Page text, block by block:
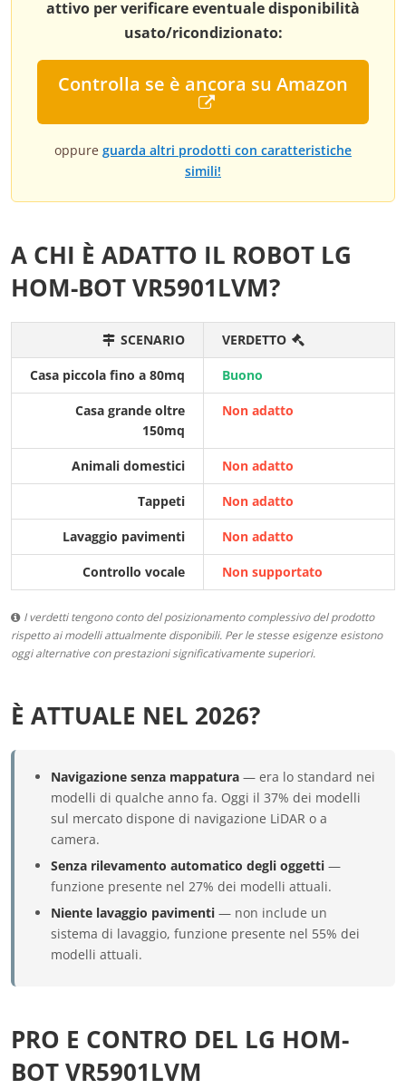
attivo per verificare eventuale disponibilità
usato/ricondizionato:
Controlla se è ancora su Amazon
oppure guarda altri prodotti con caratteristiche
simili!
A CHI È ADATTO IL ROBOT LG
HOM-BOT VR5901LVM?
SCENARIO VERDETTO
Casa piccola fino a 80mq Buono
Casa grande oltre
150mq
Non adatto
Animali domestici Non adatto
Tappeti Non adatto
Lavaggio pavimenti Non adatto
Controllo vocale Non supportato
I verdetti tengono conto del posizionamento complessivo del prodotto
rispetto ai modelli attualmente disponibili. Per le stesse esigenze esistono
oggi alternative con prestazioni significativamente superiori.
È ATTUALE NEL 2026?
Navigazione senza mappatura — era lo standard nei
modelli di qualche anno fa. Oggi il 37% dei modelli
sul mercato dispone di navigazione LiDAR o a
camera.
Senza rilevamento automatico degli oggetti —
funzione presente nel 27% dei modelli attuali.
Niente lavaggio pavimenti — non include un
sistema di lavaggio, funzione presente nel 55% dei
modelli attuali.
PRO E CONTRO DEL LG HOM-
BOT VR5901LVM